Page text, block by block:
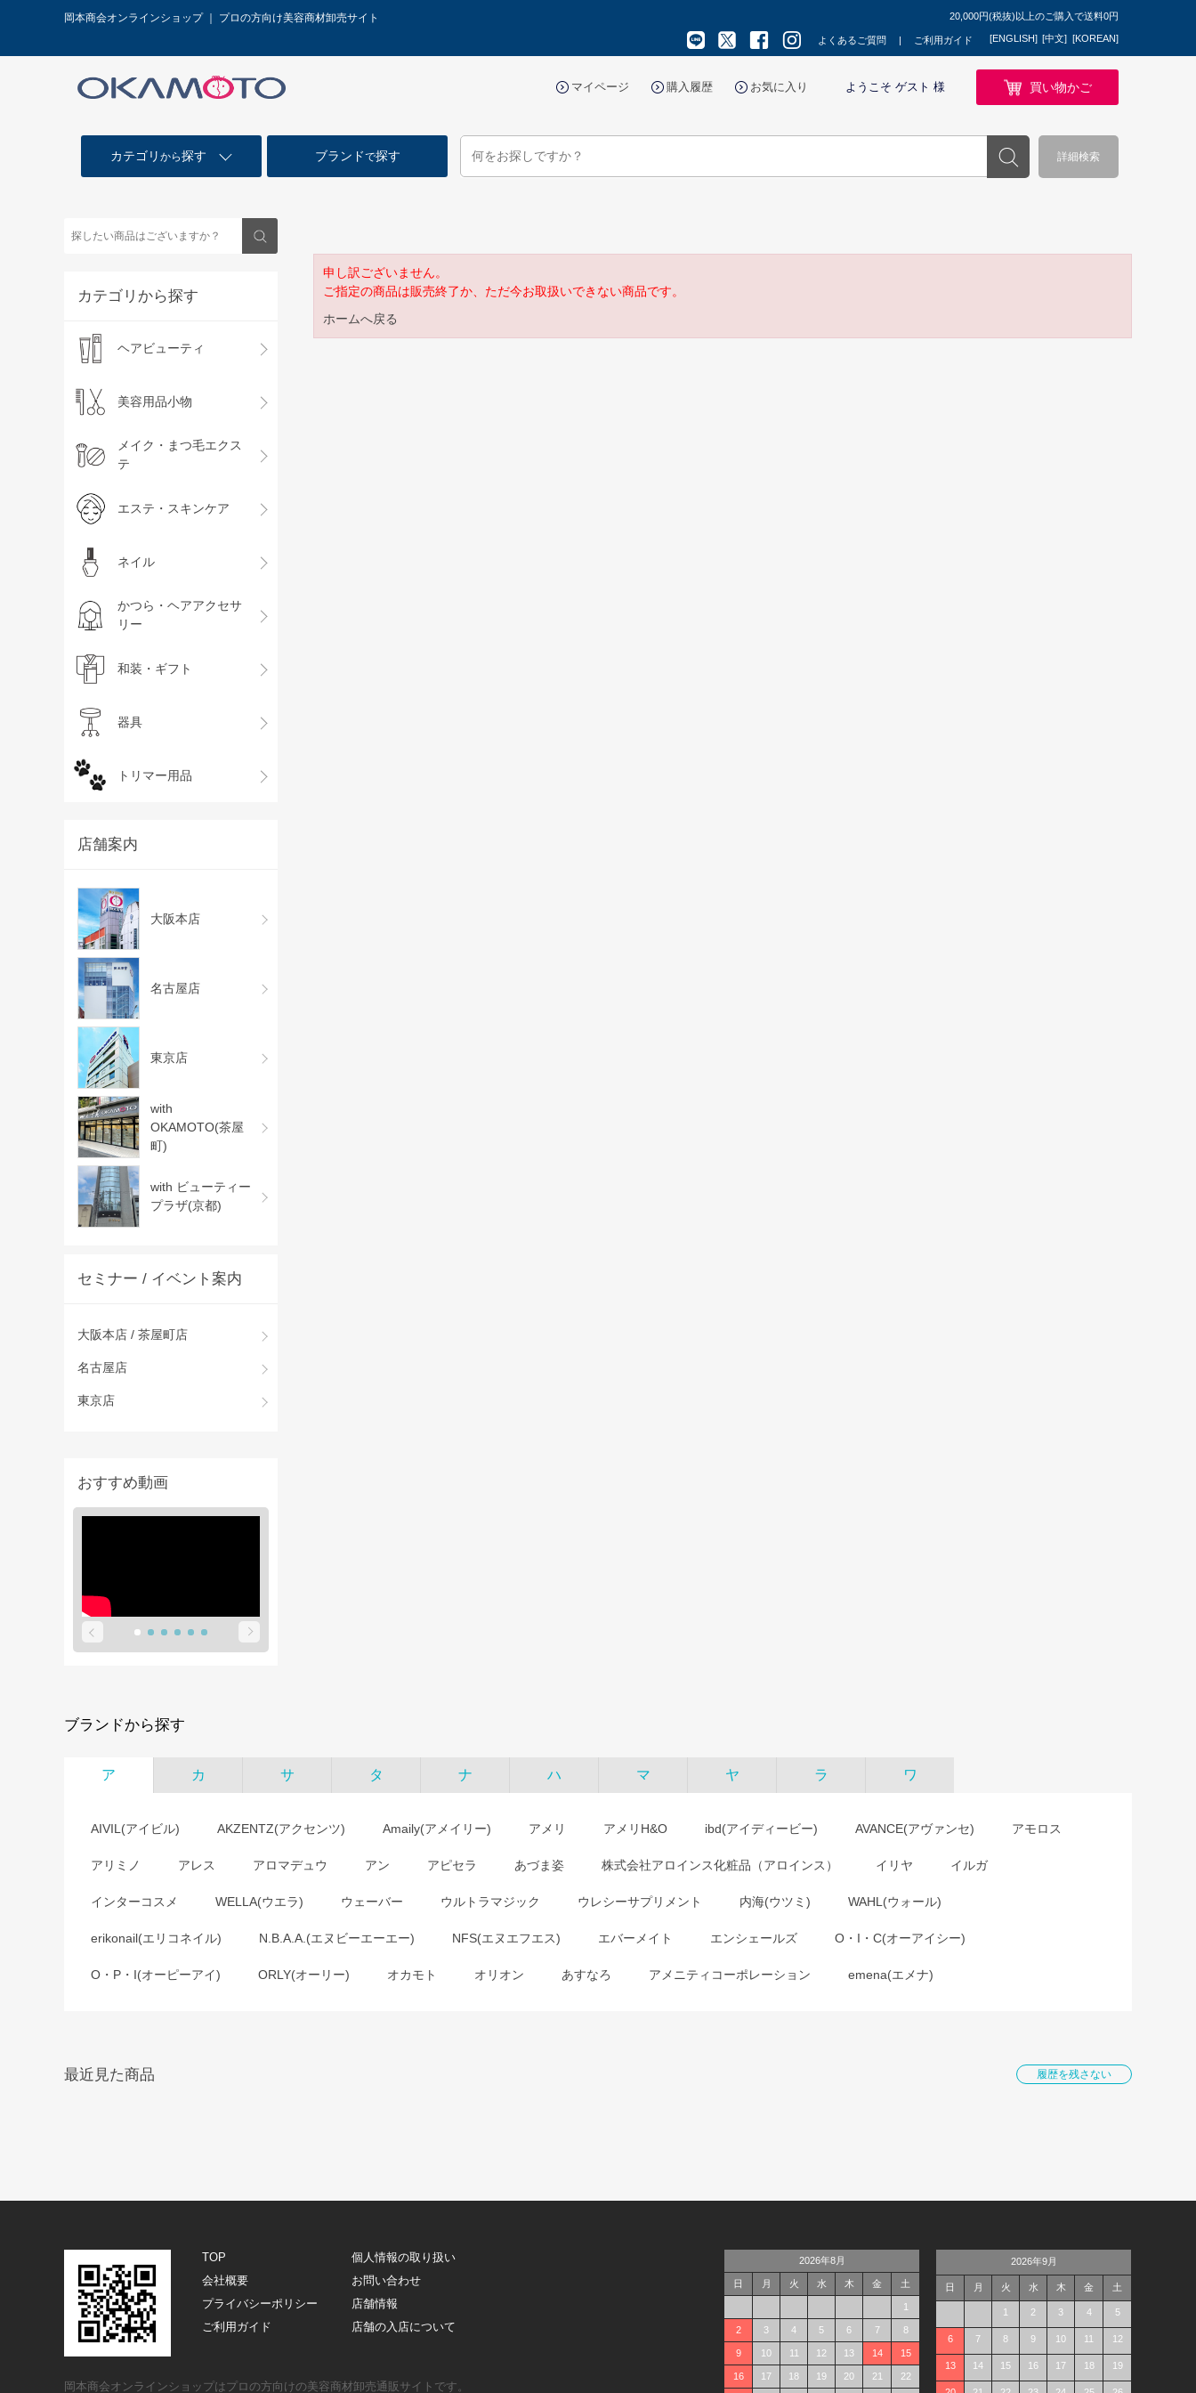
岡本商会オンラインショップ ｜ プロの方向け美容商材卸売サイト 20,000円(税抜)以上のご購入で送料0円
よくあるご質問 ご利用ガイド [ENGLISH] [中文] [KOREAN]
マイページ 購入履歴 お気に入り ようこそ ゲスト 様 買い物かご
カテゴリ から探す ブランドで探す 詳細検索
カテゴリから探す
ヘアビューティ
美容用品小物
メイク・まつ毛エクス
テ
エステ・スキンケア
ネイル
かつら・ヘアアクセサ
リー
和装・ギフト
器具
トリマー用品
店舗案内
大阪本店
名古屋店
東京店
with
OKAMOTO(茶屋
町)
with ビューティー
プラザ(京都)
セミナー / イベント案内
大阪本店 / 茶屋町店
名古屋店
東京店
おすすめ動画
申し訳ございません。
ご指定の商品は販売終了か、ただ今お取扱いできない商品です。
ホームへ戻る
ブランドから探す
ア カ サ タ ナ ハ マ ヤ ラ ワ
AIVIL(アイビル) AKZENTZ(アクセンツ) Amaily(アメイリー) アメリ アメリH&O ibd(アイディービー) AVANCE(アヴァンセ) アモロス
アリミノ アレス アロマデュウ アン アピセラ あづま姿 株式会社アロインス化粧品（アロインス） イリヤ イルガ
インターコスメ WELLA(ウエラ) ウェーバー ウルトラマジック ウレシーサプリメント 内海(ウツミ) WAHL(ウォール)
erikonail(エリコネイル) N.B.A.A.(エヌビーエーエー) NFS(エヌエフエス) エバーメイト エンシェールズ O・I・C(オーアイシー)
O・P・I(オーピーアイ) ORLY(オーリー) オカモト オリオン あすなろ アメニティコーポレーション emena(エメナ)
最近見た商品 履歴を残さない
TOP
個人情報の取り扱い
会社概要
お問い合わせ
プライバシーポリシー
店舗情報
ご利用ガイド
店舗の入店について
岡本商会オンラインショップはプロの方向けの美容商材卸売通販サイトです。
2026年8月
日 月 火 水 木 金 土
1
2 3 4 5 6 7 8
9 10 11 12 13 14 15
16 17 18 19 20 21 22
2026年9月
日 月 火 水 木 金 土
1 2 3 4 5
6 7 8 9 10 11 12
13 14 15 16 17 18 19